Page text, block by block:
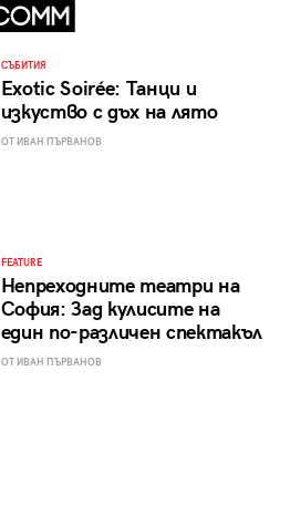
СЪБИТИЯ
Exotic Soirée: Танци и
изкуство с дъх на лято
ОТ ИВАН ПЪРВАНОВ
FEATURE
Непреходните театри на
София: Зад кулисите на
един по-различен спектакъл
ОТ ИВАН ПЪРВАНОВ